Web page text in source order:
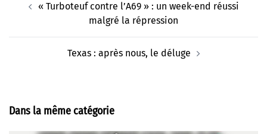
d’article« Turboteuf contre l’A69 » : un week-end réussi
malgré la répression
Texas : après nous, le déluge
Dans la même catégorie